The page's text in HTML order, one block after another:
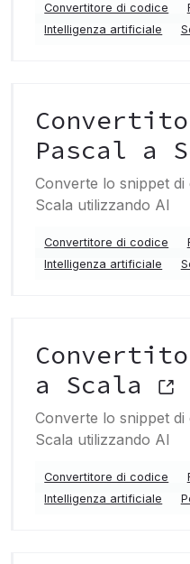
Convertitore di codice
Intelligenza artificiale
Pascal a
Converte lo snippet
Scala utilizzando AI
Convertitore di codice
Intelligenza artificiale
a Scala
Converte lo snippet
Scala utilizzando AI
Convertitore di codice
Intelligenza artificiale